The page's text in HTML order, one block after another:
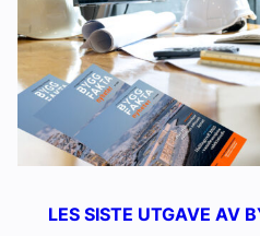
LES SISTE UTGAVE AV